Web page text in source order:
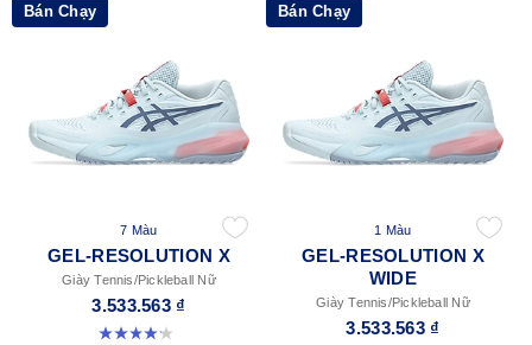
Bán Chạy
7 Màu
GEL-RESOLUTION X
Giày Tennis/Pickleball Nữ
3.533.563 ₫
4.2 trong số 5 sao. 68 đánh giá
Bán Chạy
1 Màu
GEL-RESOLUTION X
WIDE
Giày Tennis/Pickleball Nữ
3.533.563 ₫